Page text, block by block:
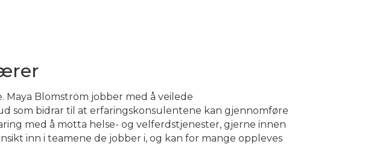
Maya Blomström jobber med å veilede
som bidrar til at erfaringskonsulentene kan gjennomføre
med å motta helse- og velferdstjenester, gjerne innen
inn i teamene de jobber i, og kan for mange oppleves